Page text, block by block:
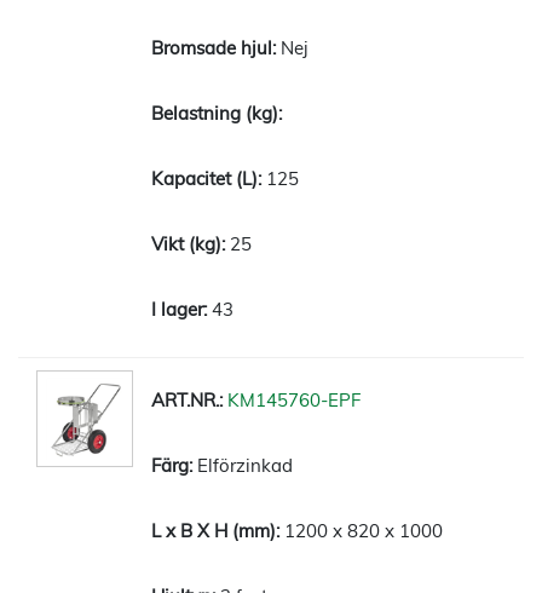
Nej
125
25
43
KM145760-EPF
Elförzinkad
1200 x 820 x 1000